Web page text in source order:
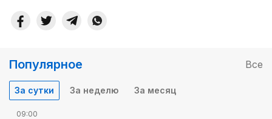
Популярное Все
За сутки За неделю За месяц
09:00